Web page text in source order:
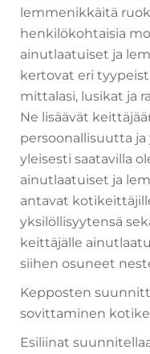
lemmenikkäitä
henkilökohtaisia
ainutlaatuiset ja
kertovat eri
mittalasi, lusikat ja
Ne lisäävät
persoonallisuutta ja
yleisesti saatavilla
ainutlaatuiset ja
antavat
yksilöllisyytensä
keittäjälle
siihen osuneet
Kepposten
sovittaminen
Esiliinat